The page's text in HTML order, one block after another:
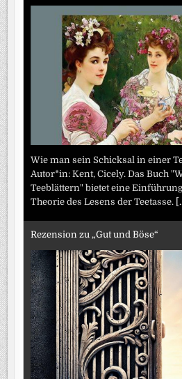
Wie man sein Schicksal in einer
Autor*in: Kent, Cicely. Das Buch
Teeblättern" bietet eine
Theorie des Lesens der Teetasse.
Rezension zu „Gut und Böse“